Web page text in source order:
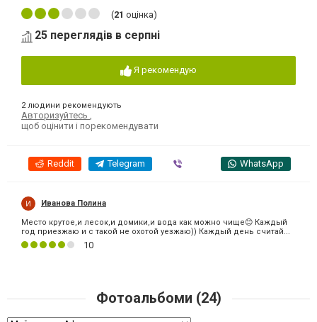
(21 оцінка)
25 переглядів в серпні
Я рекомендую
2 людини рекомендують
Авторизуйтесь
щоб оцінити і порекомендувати
Reddit Telegram WhatsApp
Иванова Полина
Место крутое,и лесок,и домики,и вода как можно чище😊 Каждый
год приезжаю и с такой не охотой уезжаю)) Каждый день считай...
10
Фотоальбоми (24)